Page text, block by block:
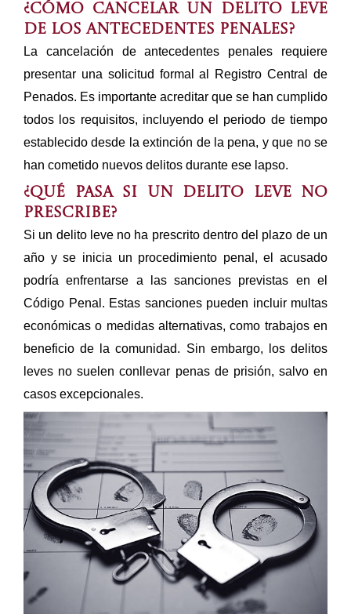
¿Cómo cancelar un delito leve
de los antecedentes penales?
La cancelación de antecedentes penales requiere
presentar una solicitud formal al Registro Central de
Penados. Es importante acreditar que se han cumplido
todos los requisitos, incluyendo el periodo de tiempo
establecido desde la extinción de la pena, y que no se
han cometido nuevos delitos durante ese lapso.
¿Qué pasa si un delito leve no
prescribe?
Si un delito leve no ha prescrito dentro del plazo de un
año y se inicia un procedimiento penal, el acusado
podría enfrentarse a las sanciones previstas en el
Código Penal. Estas sanciones pueden incluir multas
económicas o medidas alternativas, como trabajos en
beneficio de la comunidad. Sin embargo, los delitos
leves no suelen conllevar penas de prisión, salvo en
casos excepcionales.